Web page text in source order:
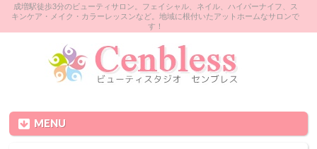
成増駅徒歩3分のビューティサロン。フェイシャル、ネイル、ハイパーナイフ、ス
キンケア・メイク・カラーレッスンなど。地域に根付いたアットホームなサロンで
す！
MENU